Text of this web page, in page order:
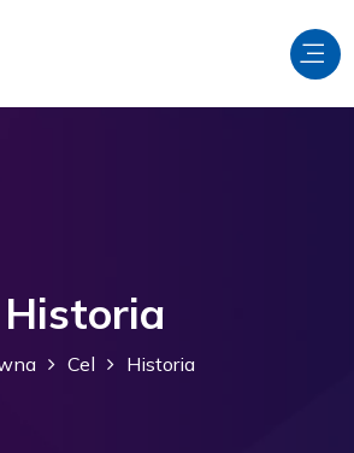
dostępu
Historia
Cel Historia